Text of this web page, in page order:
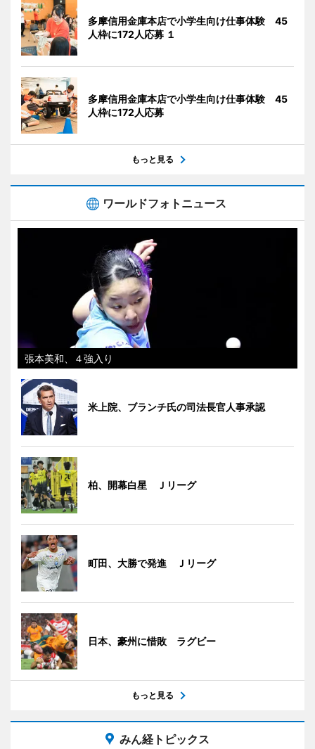
多摩信用金庫本店で小学生向け仕事体験 45
人枠に172人応募 １
多摩信用金庫本店で小学生向け仕事体験 45
人枠に172人応募
もっと見る
ワールドフォトニュース
張本美和、４強入り
米上院、ブランチ氏の司法長官人事承認
柏、開幕白星 Ｊリーグ
町田、大勝で発進 Ｊリーグ
日本、豪州に惜敗 ラグビー
もっと見る
みん経トピックス